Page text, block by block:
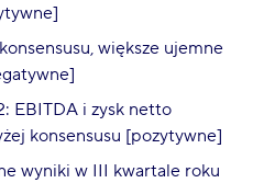
większe ujemne
EBITDA i zysk netto
konsensusu [pozytywne]
wyniki w III kwartale roku